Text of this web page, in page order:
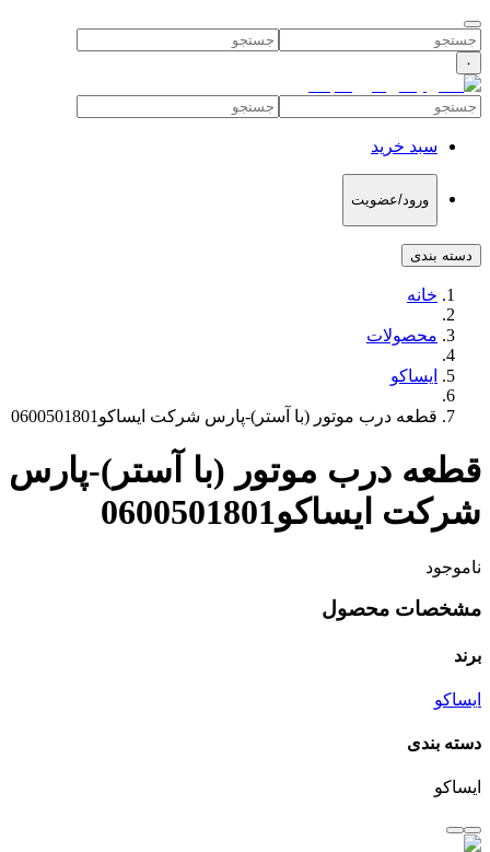
۰
سبد خرید
ورود/عضویت
دسته بندی
خانه
محصولات
ایساکو
قطعه درب موتور (با آستر)-پارس شرکت ایساکو0600501801
قطعه درب موتور (با آستر)-پارس
شرکت ایساکو0600501801
ناموجود
مشخصات محصول
برند
ایساکو
دسته بندی
ایساکو